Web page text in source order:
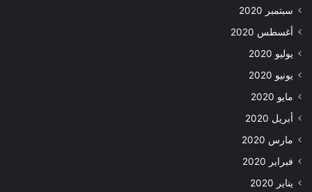
سبتمبر 2020
أغسطس 2020
يوليو 2020
يونيو 2020
مايو 2020
أبريل 2020
مارس 2020
فبراير 2020
يناير 2020